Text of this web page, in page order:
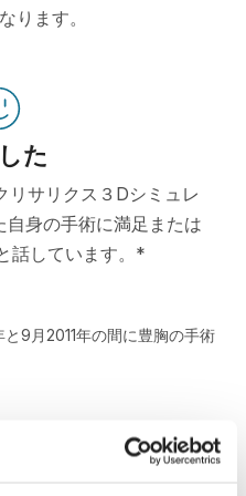
ります。
た
サリクス３Dシミュレ
身の手術に満足または
話しています。*
9月2011年の間に豊胸の手術